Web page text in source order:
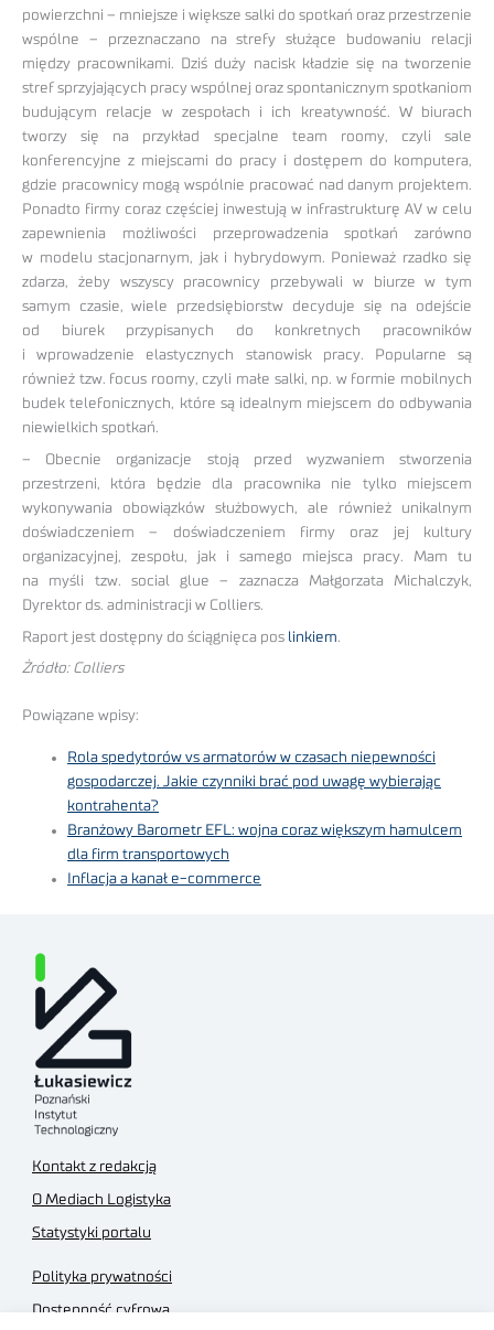
powierzchni – mniejsze i większe salki do spotkań oraz przestrzenie
wspólne – przeznaczano na strefy służące budowaniu relacji
między pracownikami. Dziś duży nacisk kładzie się na tworzenie
stref sprzyjających pracy wspólnej oraz spontanicznym spotkaniom
budującym relacje w zespołach i ich kreatywność. W biurach
tworzy się na przykład specjalne team roomy, czyli sale
konferencyjne z miejscami do pracy i dostępem do komputera,
gdzie pracownicy mogą wspólnie pracować nad danym projektem.
Ponadto firmy coraz częściej inwestują w infrastrukturę AV w celu
zapewnienia możliwości przeprowadzenia spotkań zarówno
w modelu stacjonarnym, jak i hybrydowym. Ponieważ rzadko się
zdarza, żeby wszyscy pracownicy przebywali w biurze w tym
samym czasie, wiele przedsiębiorstw decyduje się na odejście
od biurek przypisanych do konkretnych pracowników
i wprowadzenie elastycznych stanowisk pracy. Popularne są
również tzw. focus roomy, czyli małe salki, np. w formie mobilnych
budek telefonicznych, które są idealnym miejscem do odbywania
niewielkich spotkań.
– Obecnie organizacje stoją przed wyzwaniem stworzenia
przestrzeni, która będzie dla pracownika nie tylko miejscem
wykonywania obowiązków służbowych, ale również unikalnym
doświadczeniem – doświadczeniem firmy oraz jej kultury
organizacyjnej, zespołu, jak i samego miejsca pracy. Mam tu
na myśli tzw. social glue – zaznacza Małgorzata Michalczyk,
Dyrektor ds. administracji w Colliers.
Raport jest dostępny do ściągnięca pos linkiem.
Żródło: Colliers
Powiązane wpisy:
Rola spedytorów vs armatorów w czasach niepewności
gospodarczej. Jakie czynniki brać pod uwagę wybierając
kontrahenta?
Branżowy Barometr EFL: wojna coraz większym hamulcem
dla firm transportowych
Inflacja a kanał e-commerce
Kontakt z redakcją
O Mediach Logistyka
Statystyki portalu
Polityka prywatności
Dostępność cyfrowa